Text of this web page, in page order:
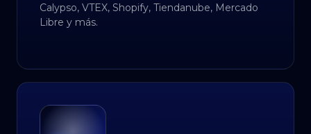
Calypso, VTEX, Shopify, Tiendanube, Mercado
Libre y más.